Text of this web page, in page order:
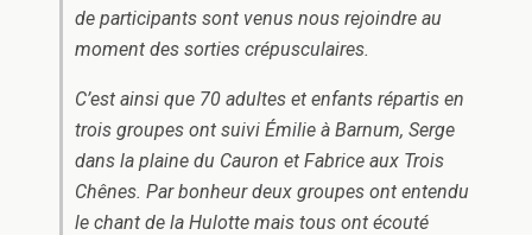
de participants sont venus nous rejoindre au
moment des sorties crépusculaires.
C’est ainsi que 70 adultes et enfants répartis en
trois groupes ont suivi Émilie à Barnum, Serge
dans la plaine du Cauron et Fabrice aux Trois
Chênes. Par bonheur deux groupes ont entendu
le chant de la Hulotte mais tous ont écouté